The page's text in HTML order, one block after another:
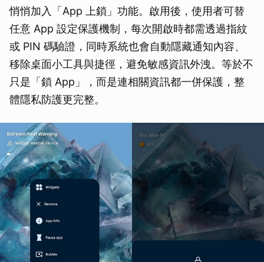
悄悄加入「App 上鎖」功能。啟用後，使用者可替
任意 App 設定保護機制，每次開啟時都需透過指紋
或 PIN 碼驗證，同時系統也會自動隱藏通知內容、
移除桌面小工具與捷徑，避免敏感資訊外洩。等於不
只是「鎖 App」，而是連相關資訊都一併保護，整
體隱私防護更完整。